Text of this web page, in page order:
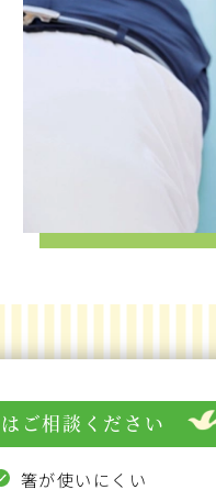
ご相談ください
箸が使いにくい